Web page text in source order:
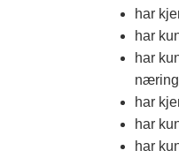
har
har
har
har
har
har